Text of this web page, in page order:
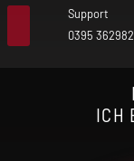
Support
0395
ICH